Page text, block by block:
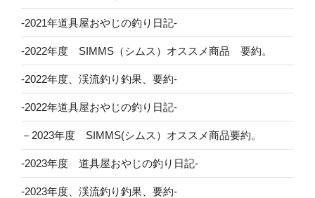
-2021年道具屋おやじの釣り日記-
-2022年度 SIMMS（シムス）オススメ商品 要約。
-2022年度、渓流釣り釣果、要約-
-2022年道具屋おやじの釣り日記-
－2023年度 SIMMS(シムス）オススメ商品要約。
-2023年度 道具屋おやじの釣り日記-
-2023年度、渓流釣り釣果、要約-